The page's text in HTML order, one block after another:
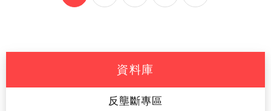
資料庫
反壟斷專區